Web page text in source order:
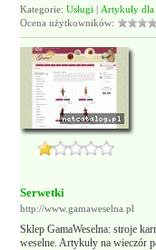
Kategorie:Usługi | Artykuły dla
Ocena użytkowników:
Serwetki
http://www.gamaweselna.pl
Sklep GamaWeselna: stroje
weselne. Artykuły na wieczór